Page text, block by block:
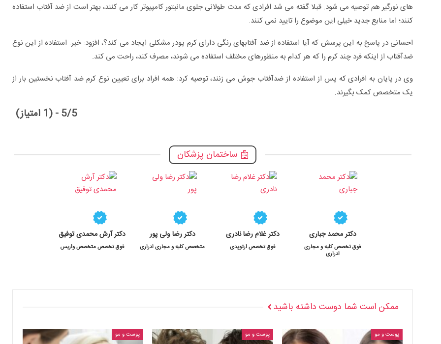
های نورگیر هم توصیه می شود. قبلا گفته می شد افرادی که مدت طولانی جلوی مانیتور کامپیوتر کار می کنند، بهتر است از ضد آفتاب استفاده
کنند؛ اما منابع جدید خیلی این موضوع را تایید نمی کنند.
احسانی در پاسخ به این پرسش که آیا استفاده از ضد آفتابهای رنگی دارای کرم پودر مشکلی ایجاد می کند؟، افزود: خیر. استفاده از این نوع
ضدآفتاب از اینکه فرد چند کرم را که هر کدام به منظورهای مختلف استفاده می شوند، مصرف کند، راحت می کند.
وی در پایان به افرادی که پس از استفاده از ضدآفتاب جوش می زنند، توصیه کرد: همه افراد برای تعیین نوع کرم ضد آفتاب نخستین بار از
یک متخصص کمک بگیرند.
5/5 - (1 امتیاز)
ساختمان پزشکان
دکتر محمد جباری
فوق تخصص کلیه و مجاری
ادراری
دکتر غلام رضا نادری
فوق تخصص ارتوپدی
دکتر رضا ولی پور
متخصص کلیه و مجاری ادراری
دکتر آرش محمدی توفیق
فوق تخصص متخصص واریس
ممکن است شما دوست داشته باشید
پوست و مو پوست و مو پوست و مو